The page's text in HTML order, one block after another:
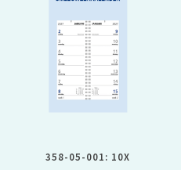
358-05-001: 10X